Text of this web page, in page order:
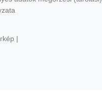
|